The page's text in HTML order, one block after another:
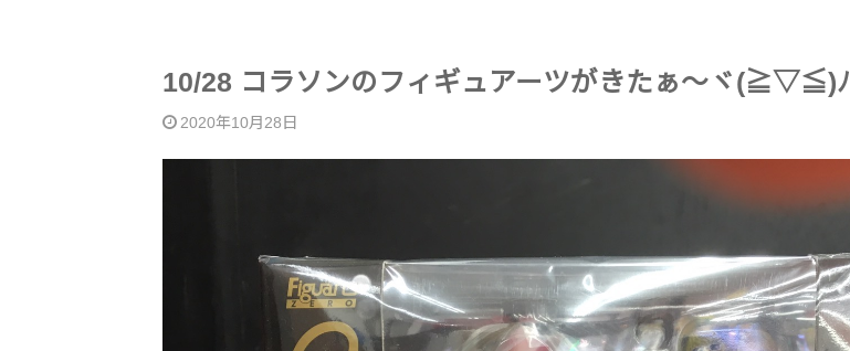
10/28 コラソンのフィギュアーツがきたぁ〜ヾ(≧▽≦)ﾉ
2020年10月28日